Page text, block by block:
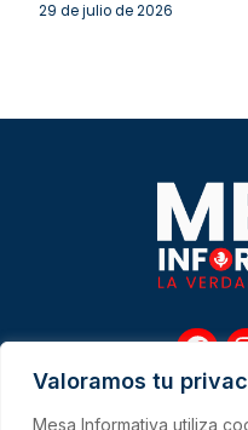
Valoramos tu
Mesa Informativa utiliza
29 de julio de 2026
F
a
c
e